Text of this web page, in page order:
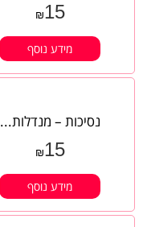
₪15
מידע נוסף
נסיכות – מנדלות...
₪15
מידע נוסף